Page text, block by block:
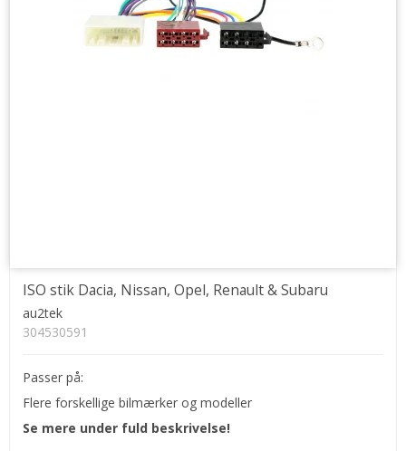
ISO stik Dacia, Nissan, Opel, Renault & Subaru
au2tek
304530591
Passer på:
Flere forskellige bilmærker og modeller
Se mere under fuld beskrivelse!